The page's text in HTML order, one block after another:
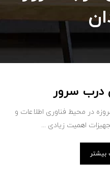
درب سرور
در محیط‌ فناوری اطلاعات و
اهمیت زیادی ...
بیشتر